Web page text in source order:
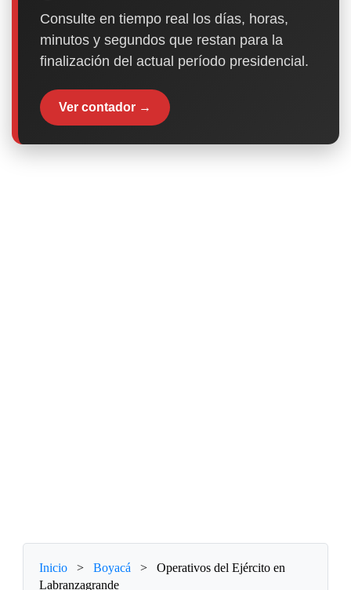
Consulte en tiempo real los días, horas,
minutos y segundos que restan para la
finalización del actual período presidencial.
Ver contador →
Inicio > Boyacá >
Operativos del Ejército en
Labranzagrande